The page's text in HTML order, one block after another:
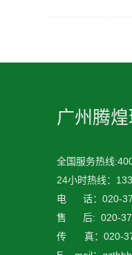
广州腾
全国服务热线
24小时热线：
电 话：020-
售 后: 020-
传 真：020-